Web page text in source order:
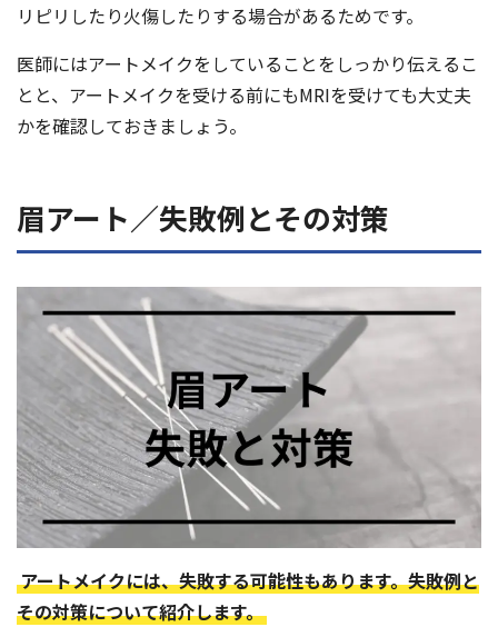
リピリしたり火傷したりする場合があるためです。
医師にはアートメイクをしていることをしっかり伝えるこ
とと、アートメイクを受ける前にもMRIを受けても大丈夫
かを確認しておきましょう。
眉アート／失敗例とその対策
アートメイクには、失敗する可能性もあります。失敗例と
その対策について紹介します。